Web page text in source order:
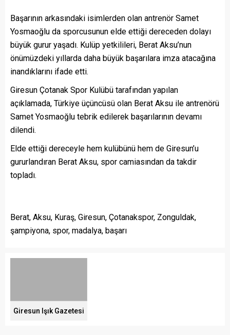
Başarının arkasındaki isimlerden olan antrenör Samet
Yosmaoğlu da sporcusunun elde ettiği dereceden dolayı
büyük gurur yaşadı. Kulüp yetkilileri, Berat Aksu’nun
önümüzdeki yıllarda daha büyük başarılara imza atacağına
inandıklarını ifade etti.
Giresun Çotanak Spor Kulübü tarafından yapılan
açıklamada, Türkiye üçüncüsü olan Berat Aksu ile antrenörü
Samet Yosmaoğlu tebrik edilerek başarılarının devamı
dilendi.
Elde ettiği dereceyle hem kulübünü hem de Giresun’u
gururlandıran Berat Aksu, spor camiasından da takdir
topladı.
Berat, Aksu, Kuraş, Giresun, Çotanakspor, Zonguldak,
şampiyona, spor, madalya, başarı
Giresun Işık Gazetesi